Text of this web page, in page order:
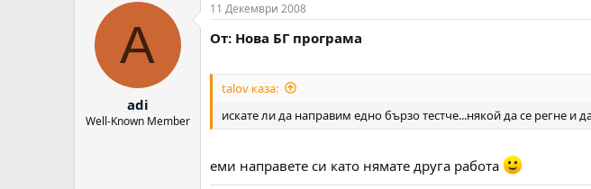
A
adi
Well-Known Member
11 Декември 2008
От: Нова БГ програма
talov каза:
искате ли да направим едно бързо тестче...някой да се регне
еми направете си като нямате друга работа